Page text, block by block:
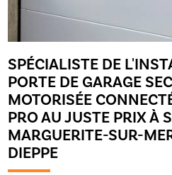
SPÉCIALISTE DE
PORTE DE GARAGE
MOTORISÉE
PRO AU JUSTE PRIX À
MARGUERITE-SUR-
DIEPPE